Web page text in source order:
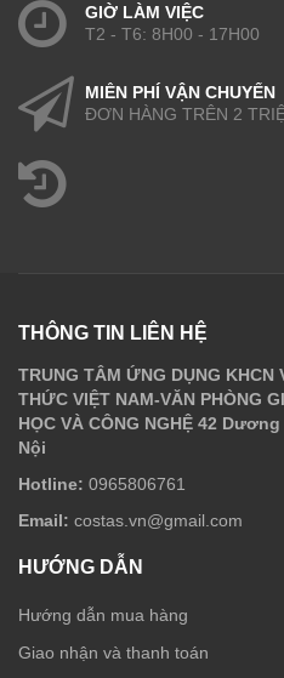
GIỜ LÀM VIỆC
T2 - T6: 8H00 - 17H00
MIỄN PHÍ VẬN CHUYỂN
ĐƠN HÀNG TRÊN 2
THÔNG TIN LIÊN HỆ
TRUNG TÂM ỨNG DỤNG KHCN
THỨC VIỆT NAM-VĂN PHÒNG
HỌC VÀ CÔNG NGHỆ 42
Nội
Hotline: 0965806761
Email: costas.vn@gmail.com
HƯỚNG DẪN
Hướng dẫn mua hàng
Giao nhận và thanh toán